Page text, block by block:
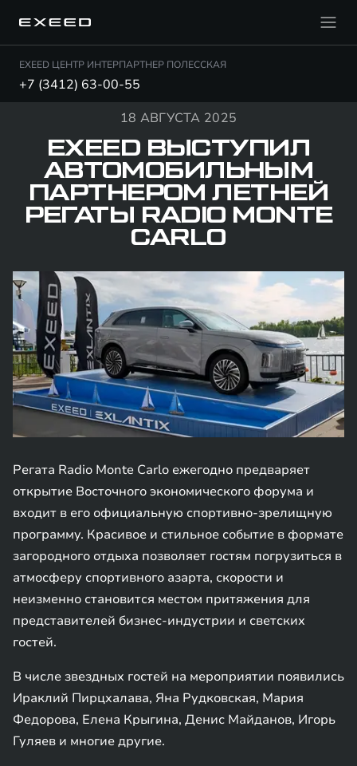
EXEED ЦЕНТР ИНТЕРПАРТНЕР ПОЛЕССКАЯ
+7 (3412) 63-00-55
18 АВГУСТА 2025
EXEED ВЫСТУПИЛ
АВТОМОБИЛЬНЫМ
ПАРТНЕРОМ ЛЕТНЕЙ
РЕГАТЫ RADIO MONTE
CARLO
Регата Radio Monte Carlo ежегодно предваряет
открытие Восточного экономического форума и
входит в его официальную спортивно-зрелищную
программу. Красивое и стильное событие в формате
загородного отдыха позволяет гостям погрузиться в
атмосферу спортивного азарта, скорости и
неизменно становится местом притяжения для
представителей бизнес-индустрии и светских
гостей.
В числе звездных гостей на мероприятии появились
Ираклий Пирцхалава, Яна Рудковская, Мария
Федорова, Елена Крыгина, Денис Майданов, Игорь
Гуляев и многие другие.